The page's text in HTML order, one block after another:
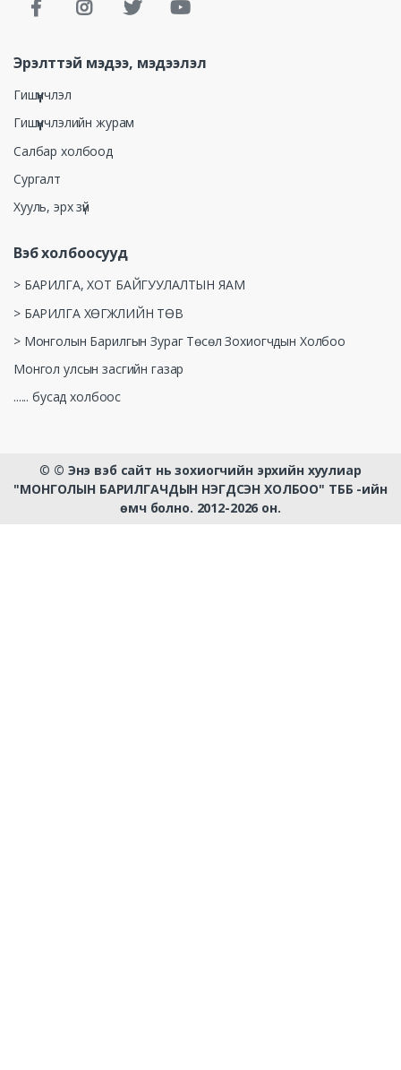
Эрэлттэй мэдээ, мэдээлэл
Гишүүнчлэл
Гишүүнчлэлийн журам
Салбар холбоод
Сургалт
Хууль, эрх зүй
Вэб холбоосууд
> БАРИЛГА, ХОТ БАЙГУУЛАЛТЫН ЯАМ
> БАРИЛГА ХӨГЖЛИЙН ТӨВ
> Монголын Барилгын Зураг Төсөл Зохиогчдын Холбоо
Монгол улсын засгийн газар
...... бусад холбоос
© © Энэ вэб сайт нь зохиогчийн эрхийн хуулиар
"МОНГОЛЫН БАРИЛГАЧДЫН НЭГДСЭН ХОЛБОО" ТББ -ийн
өмч болно. 2012-2026 он.